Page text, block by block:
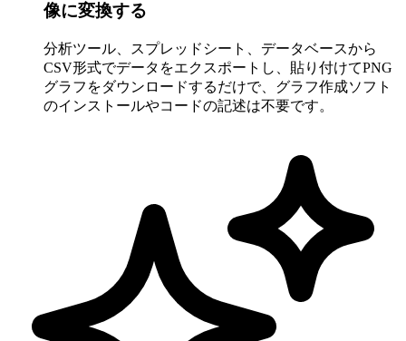
像に変換する
分析ツール、スプレッドシート、データベースから
CSV形式でデータをエクスポートし、貼り付けてPNG
グラフをダウンロードするだけで、グラフ作成ソフト
のインストールやコードの記述は不要です。